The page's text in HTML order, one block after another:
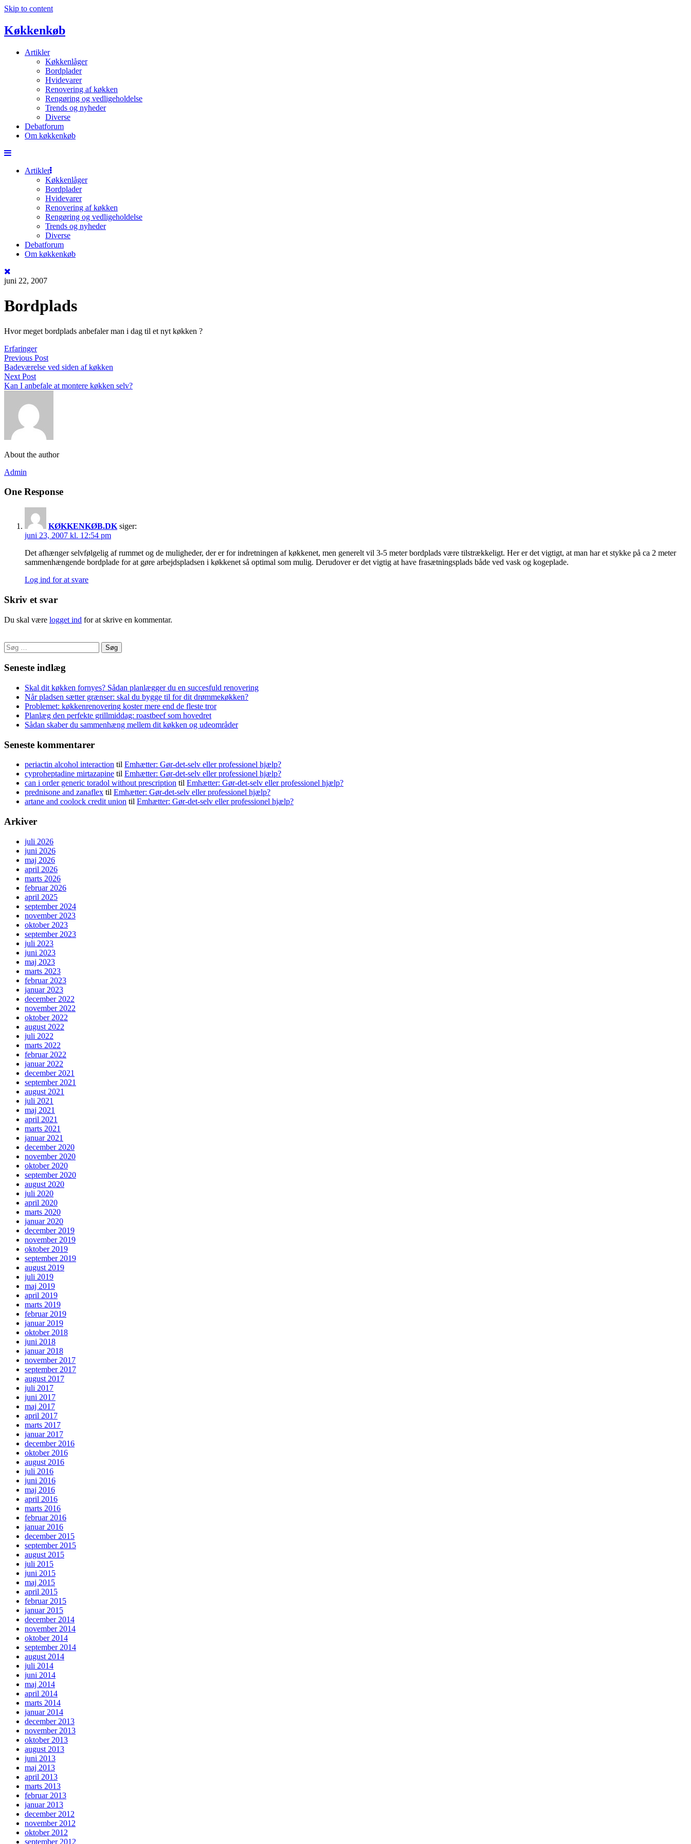
Skip to content
Køkkenkøb
Artikler
Køkkenlåger
Bordplader
Hvidevarer
Renovering af køkken
Rengøring og vedligeholdelse
Trends og nyheder
Diverse
Debatforum
Om køkkenkøb
Artikler
Køkkenlåger
Bordplader
Hvidevarer
Renovering af køkken
Rengøring og vedligeholdelse
Trends og nyheder
Diverse
Debatforum
Om køkkenkøb
juni 22, 2007
Bordplads
Hvor meget bordplads anbefaler man i dag til et nyt køkken ?
Erfaringer
Previous Post
Badeværelse ved siden af køkken
Next Post
Kan I anbefale at montere køkken selv?
About the author
Admin
One Response
KØKKENKØB.DK siger:
juni 23, 2007 kl. 12:54 pm
Det afhænger selvfølgelig af rummet og de muligheder, der er for indretningen af køkkenet, men generelt vil 3-5 meter bordplads være tilstrækkeligt. Her er det vigtigt, at man har et stykke på ca 2 meter
sammenhængende bordplade for at gøre arbejdspladsen i køkkenet så optimal som mulig. Derudover er det vigtig at have frasætningsplads både ved vask og kogeplade.
Log ind for at svare
Skriv et svar
Du skal være logget ind for at skrive en kommentar.
Søg
efter:
Seneste indlæg
Skal dit køkken fornyes? Sådan planlægger du en succesfuld renovering
Når pladsen sætter grænser: skal du bygge til for dit drømmekøkken?
Problemet: køkkenrenovering koster mere end de fleste tror
Planlæg den perfekte grillmiddag: roastbeef som hovedret
Sådan skaber du sammenhæng mellem dit køkken og udeområder
Seneste kommentarer
periactin alcohol interaction til Emhætter: Gør-det-selv eller professionel hjælp?
cyproheptadine mirtazapine til Emhætter: Gør-det-selv eller professionel hjælp?
can i order generic toradol without prescription til Emhætter: Gør-det-selv eller professionel hjælp?
prednisone and zanaflex til Emhætter: Gør-det-selv eller professionel hjælp?
artane and coolock credit union til Emhætter: Gør-det-selv eller professionel hjælp?
Arkiver
juli 2026
juni 2026
maj 2026
april 2026
marts 2026
februar 2026
april 2025
september 2024
november 2023
oktober 2023
september 2023
juli 2023
juni 2023
maj 2023
marts 2023
februar 2023
januar 2023
december 2022
november 2022
oktober 2022
august 2022
juli 2022
marts 2022
februar 2022
januar 2022
december 2021
september 2021
august 2021
juli 2021
maj 2021
april 2021
marts 2021
januar 2021
december 2020
november 2020
oktober 2020
september 2020
august 2020
juli 2020
april 2020
marts 2020
januar 2020
december 2019
november 2019
oktober 2019
september 2019
august 2019
juli 2019
maj 2019
april 2019
marts 2019
februar 2019
januar 2019
oktober 2018
juni 2018
januar 2018
november 2017
september 2017
august 2017
juli 2017
juni 2017
maj 2017
april 2017
marts 2017
januar 2017
december 2016
oktober 2016
august 2016
juli 2016
juni 2016
maj 2016
april 2016
marts 2016
februar 2016
januar 2016
december 2015
september 2015
august 2015
juli 2015
juni 2015
maj 2015
april 2015
februar 2015
januar 2015
december 2014
november 2014
oktober 2014
september 2014
august 2014
juli 2014
juni 2014
maj 2014
april 2014
marts 2014
januar 2014
december 2013
november 2013
oktober 2013
august 2013
juni 2013
maj 2013
april 2013
marts 2013
februar 2013
januar 2013
december 2012
november 2012
oktober 2012
september 2012